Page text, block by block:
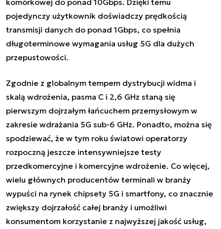
pojedynczy użytkownik doświadczy prędkością
transmisji danych do ponad 1Gbps, co spełnia
długoterminowe wymagania usług 5G dla dużych
przepustowości.
Zgodnie z globalnym tempem dystrybucji widma i
skalą wdrożenia, pasma C i 2,6 GHz staną się
pierwszym dojrzałym łańcuchem przemysłowym w
zakresie wdrażania 5G sub-6 GHz. Ponadto, można się
spodziewać, że w tym roku światowi operatorzy
rozpoczną jeszcze intensywniejsze testy
przedkomercyjne i komercyjne wdrożenie. Co więcej,
wielu głównych producentów terminali w branży
wypuści na rynek chipsety 5G i smartfony, co znacznie
zwiększy dojrzałość całej branży i umożliwi
konsumentom korzystanie z najwyższej jakość usług,